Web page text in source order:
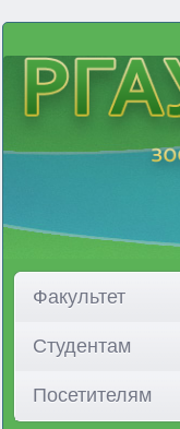
Факультет
Студентам
Посетителям